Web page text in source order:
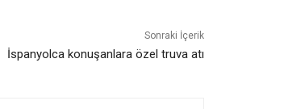
Sonraki İçerik
İspanyolca konuşanlara özel truva atı